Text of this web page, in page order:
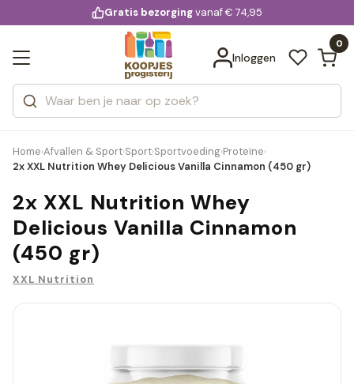
voor 20:00 uur besteld
Gratis bezorgingvanaf € 74,95
Inloggen
0
Zoeken
Categorieën
Merken
Bekijk alle resultaten
Home›Afvallen & Sport›Sport›Sportvoeding›Proteïne›
2x XXL Nutrition Whey Delicious Vanilla Cinnamon (450 gr)
2x XXL Nutrition Whey
Delicious Vanilla Cinnamon
(450 gr)
XXL Nutrition